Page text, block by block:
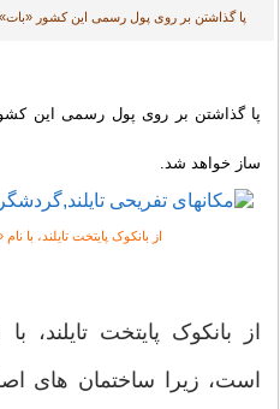
گذاشتن بر روی پول رسمی این کشور «بات» غیر
گذاشتن بر روی پول رسمی این کشور
خواهد شد.
از بانکوک پایتخت تایلند، با نام
بانکوک پایتخت تایلند، با
زیرا ساختمان های